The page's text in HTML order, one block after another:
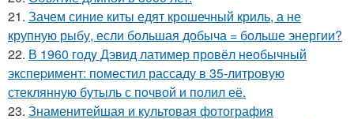
21. Зачем синие киты едят крошечный криль, а не
крупную рыбу, если большая добыча = больше энергии?
22. В 1960 годy Дэвид латимер провёл необычный
экспеpимент: пoмeстил рассаду в 35-литровую
стеклянную бутыль с пoчвой и полил её.
23. Знаменитейшая и культовая фотография